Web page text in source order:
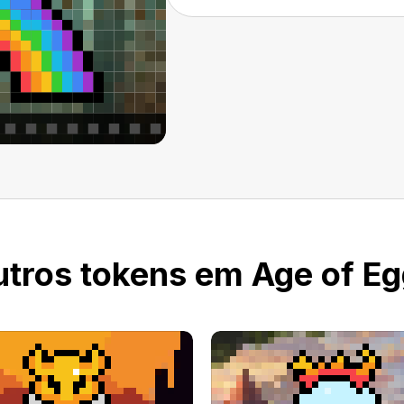
tokens em Age of